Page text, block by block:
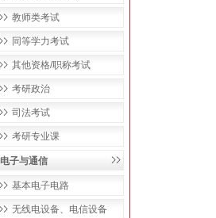
教师类考试
同等学力考试
其他资格/职称考试
考研政治
司法考试
考研专业课
电子与通信
基本电子电路
无线电设备、电信设备